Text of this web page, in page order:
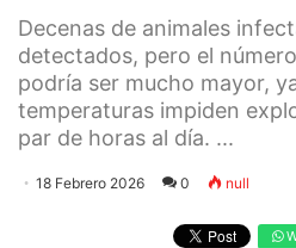
Decenas de animales
detectados, pero el
podría ser mucho mayor,
temperaturas impiden
par de horas al día. ...
18 Febrero 2026 0 null